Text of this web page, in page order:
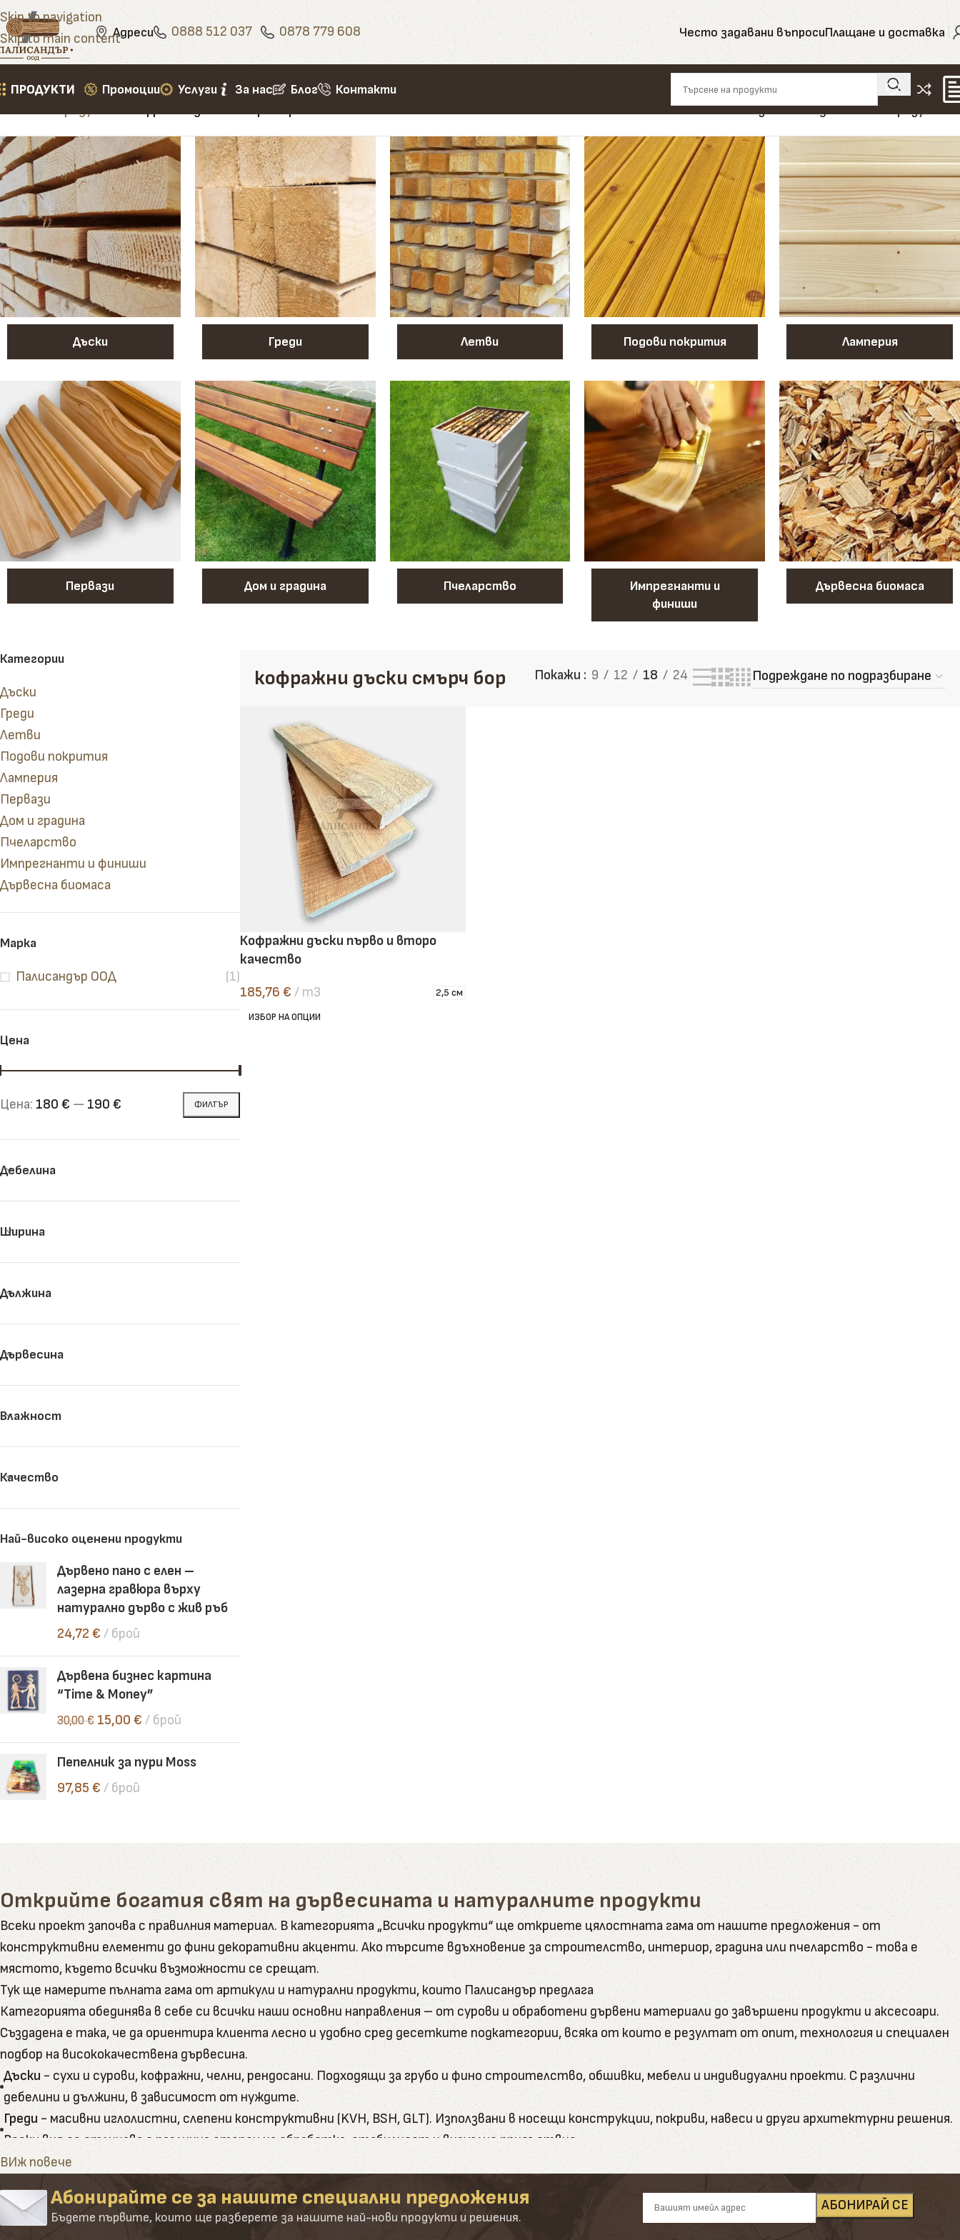
Skip to navigation
Skip to main contentАдреси 0888 512 037 0878 779 608 Често задавани въпросиПлащане и доставка
ПРОДУКТИ
Сухи и сурови дъски Кофражни дъски
Рендосани дъски
Избери здравина, точност и качество – разгледай и
Промоции Услуги За нас Блог Контакти
Начало»Продукти»кофражни дъски смърч бор Показване на единствения резултат
Дъски Греди Летви Подови покрития Ламперия
Первази Дом и градина Пчеларство
Импрегнанти и
финиши
Дървесна биомаса
Категории
Дъски
Греди
Летви
Подови покрития
Ламперия
Первази
Дом и градина
Пчеларство
Импрегнанти и финиши
Дървесна биомаса
Марка
Палисандър ООД (1)
Цена
ФИЛТЪР
Цена: 180 € — 190 €
Дебелина
Ширина
Дължина
Дървесина
Влажност
Качество
Най-високо оценени продукти
Дървено пано с елен –
лазерна гравюра върху
натурално дърво с жив ръб
24,72 € брой
Дървена бизнес картина
“Time & Money”
30,00€ 15,00 € брой
Пепелник за пури Moss
97,85 € брой
кофражни дъски смърч бор Покажи 9 12 18 24
Кофражни дъски първо и второ
качество
185,76 € m3 2,5 см
ИЗБОР НА ОПЦИИ
Открийте богатия свят на дървесината и натуралните продукти
Всеки проект започва с правилния материал. В категорията „Всички продукти“ ще откриете цялостната гама от нашите предложения - от
конструктивни елементи до фини декоративни акценти. Ако търсите вдъхновение за строителство, интериор, градина или пчеларство - това е
мястото, където всички възможности се срещат.
Тук ще намерите пълната гама от артикули и натурални продукти, които Палисандър предлага
Категорията обединява в себе си всички наши основни направления – от сурови и обработени дървени материали до завършени продукти и аксесоари.
Създадена е така, че да ориентира клиента лесно и удобно сред десетките подкатегории, всяка от които е резултат от опит, технология и специален
подбор на висококачествена дървесина.
Дъски- сухи и сурови, кофражни, челни, рендосани. Подходящи за грубо и фино строителство, обшивки, мебели и индивидуални проекти. С различни
дебелини и дължини, в зависимост от нуждите.
Греди - масивни иглолистни, слепени конструктивни (KVH, BSH, GLT). Използвани в носещи конструкции, покриви, навеси и други архитектурни решения.
Всеки вид се отличава с различна степен на обработка, стабилност и визуално присъствие.
Летви- в разнообразие от размери и приложения - от подпори до довършителни детайли. Включват както обикновени бичени, така и калибровани за по-
Подови покрития- дюшеме и декинг от естествена иглолистна дървесина - бял бор и лиственица. За вътрешни подове и външни настилки. Декингът е
подходящ за тераси, беседки и градини, като може да бъде импрегниран и омаслен.
ВИж повече
Абонирайте се за нашите специални предложения
Бъдете първите, които ще разберете за нашите най-нови продукти и решения.